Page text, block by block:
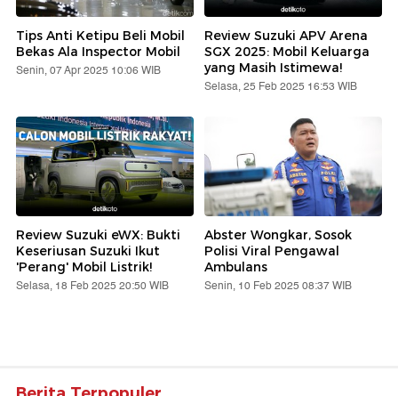
Tips Anti Ketipu Beli Mobil
Bekas Ala Inspector Mobil
Senin, 07 Apr 2025 10:06 WIB
Review Suzuki APV Arena
SGX 2025: Mobil Keluarga
yang Masih Istimewa!
Selasa, 25 Feb 2025 16:53 WIB
Review Suzuki eWX: Bukti
Keseriusan Suzuki Ikut
'Perang' Mobil Listrik!
Selasa, 18 Feb 2025 20:50 WIB
Abster Wongkar, Sosok
Polisi Viral Pengawal
Ambulans
Senin, 10 Feb 2025 08:37 WIB